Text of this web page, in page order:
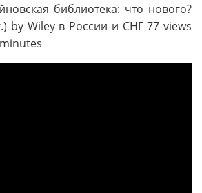
библиотека: что нового?
by Wiley в России и СНГ 77 views